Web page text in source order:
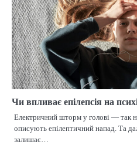
Чи впливає епілепсія на
Електричний шторм у голові — так
описують епілептичний напад. Та
залишає…